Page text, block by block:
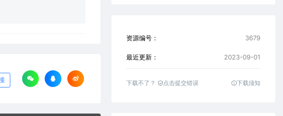
资源编号： 3679
最近更新： 2023-09-01
下载不了？ 点击提交错误 下载须知